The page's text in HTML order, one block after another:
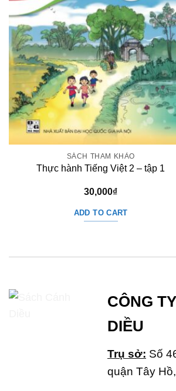
SÁCH THAM KHẢO
Thực hành Tiếng Việt 2 – tập 1
30,000₫
ADD TO CART
CÔNG
DIỀU
Trụ sở: Số
quận Tây